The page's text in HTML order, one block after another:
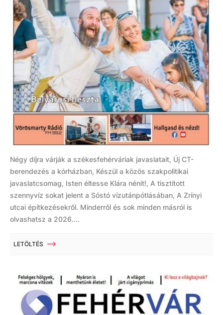
Négy díjra várják a székesfehérváriak javaslatait, Új CT-
berendezés a kórházban, Készül a közös szakpolitikai
javaslatcsomag, Isten éltesse Klára nénit!, A tisztított
szennyvíz sokat jelent a Sóstó vízutánpótlásában, A Zrínyi
utcai építkezésekről. Minderről és sok minden másról is
olvashatsz a 2026....
LETÖLTÉS